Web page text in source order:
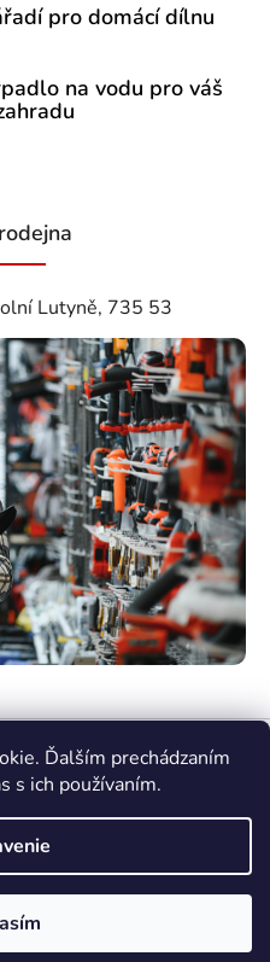
Ďalším prechádzaním
s ich používaním.
pro domácí dílnu
na vodu pro váš
Lutyně, 735 53
Premium